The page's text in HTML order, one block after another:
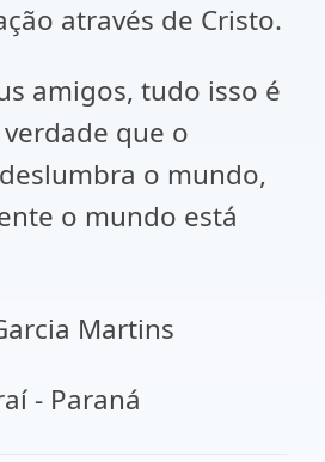
através de Cristo.
amigos, tudo isso é
que o
o mundo,
o mundo está
Martins
- Paraná